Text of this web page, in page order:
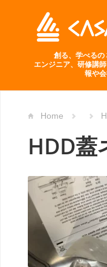
創る、学べるの
エンジニア、研修講
報や
Home
HDD蓋